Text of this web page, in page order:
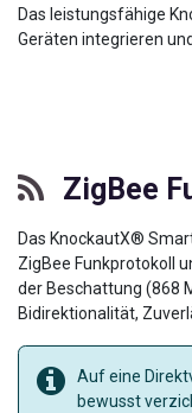
Das leistungsfähige
Geräten integrieren
ZigBee
Das KnockautX®
ZigBee Funkprotokoll
der Beschattung (868
Bidirektionalität,
Auf eine
bewusst